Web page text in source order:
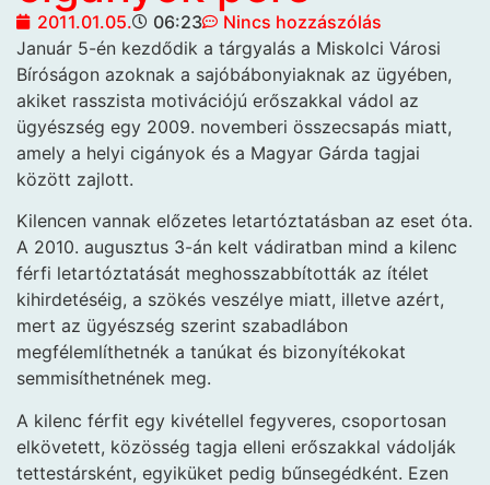
2011.01.05. 06:23
Nincs hozzászólás
Január 5-én kezdődik a tárgyalás a Miskolci Városi
Bíróságon azoknak a sajóbábonyiaknak az ügyében,
akiket rasszista motivációjú erőszakkal vádol az
ügyészség egy 2009. novemberi összecsapás miatt,
amely a helyi cigányok és a Magyar Gárda tagjai
között zajlott.
Kilencen vannak előzetes letartóztatásban az eset óta.
A 2010. augusztus 3-án kelt vádiratban mind a kilenc
férfi letartóztatását meghosszabbították az ítélet
kihirdetéséig, a szökés veszélye miatt, illetve azért,
mert az ügyészség szerint szabadlábon
megfélemlíthetnék a tanúkat és bizonyítékokat
semmisíthetnének meg.
A kilenc férfit egy kivétellel fegyveres, csoportosan
elkövetett, közösség tagja elleni erőszakkal vádolják
tettestársként, egyiküket pedig bűnsegédként. Ezen